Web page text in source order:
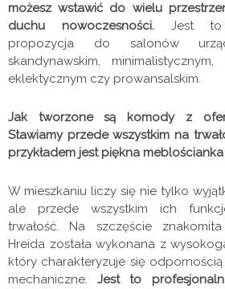
możesz wstawić do wielu
duchu nowoczesności. Jest to
propozycja do salonów
skandynawskim,
eklektycznym czy prowansalskim.
Jak tworzone są komody z
Stawiamy przede wszystkim na
przykładem jest piękna
W mieszkaniu liczy się nie tylko
ale przede wszystkim ich
trwałość. Na szczęście
Hreida została wykonana z
który charakteryzuje się
mechaniczne.Jest to